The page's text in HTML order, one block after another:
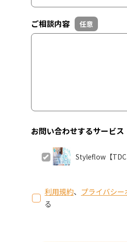
ご相談内容 任意
お問い合わせするサービス
Styleflow【
利用規約、 プライバシー
る